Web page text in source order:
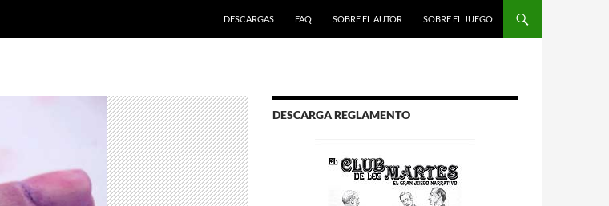
DESCARGAS
FAQ SOBRE EL AUTOR SOBRE EL JUEGO
DESCARGA REGLAMENTO